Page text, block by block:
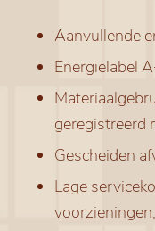
Aanvullende
Energielabel
geregistreerd
Gescheiden
Lage
voorzieningen;